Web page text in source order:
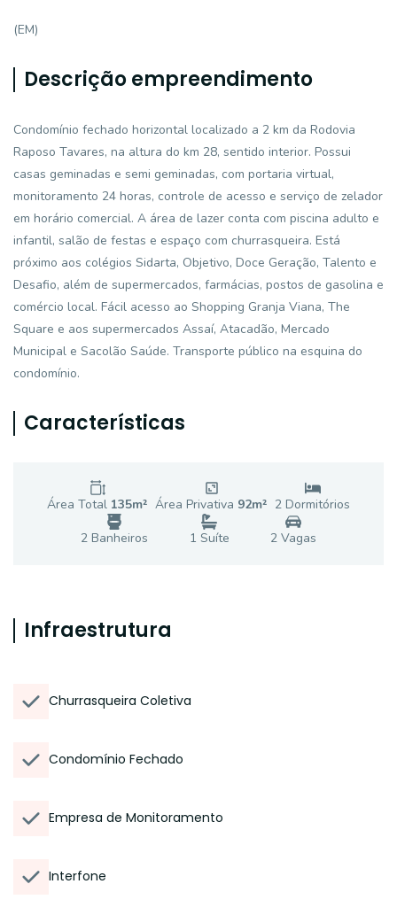
(EM)
Descrição empreendimento
Condomínio fechado horizontal localizado a 2 km da Rodovia
Raposo Tavares, na altura do km 28, sentido interior. Possui
casas geminadas e semi geminadas, com portaria virtual,
monitoramento 24 horas, controle de acesso e serviço de zelador
em horário comercial. A área de lazer conta com piscina adulto e
infantil, salão de festas e espaço com churrasqueira. Está
próximo aos colégios Sidarta, Objetivo, Doce Geração, Talento e
Desafio, além de supermercados, farmácias, postos de gasolina e
comércio local. Fácil acesso ao Shopping Granja Viana, The
Square e aos supermercados Assaí, Atacadão, Mercado
Municipal e Sacolão Saúde. Transporte público na esquina do
condomínio.
Características
Área Total 135m² Área Privativa 92m² 2 Dormitórios
2 Banheiros 1 Suíte 2Vagas
Infraestrutura
Churrasqueira Coletiva
Condomínio Fechado
Empresa de Monitoramento
Interfone